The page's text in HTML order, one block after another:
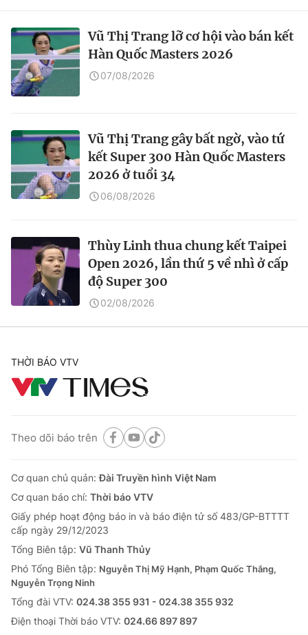
Vũ Thị Trang lỡ cơ hội vào bán kết
Hàn Quốc Masters 2026
07/08/2026
Vũ Thị Trang gây bất ngờ, vào tứ
kết Super 300 Hàn Quốc Masters
2026 ở tuổi 34
06/08/2026
Thùy Linh thua chung kết Taipei
Open 2026, lần thứ 5 về nhì ở cấp
độ Super 300
02/08/2026
THỜI BÁO VTV
Theo dõi báo trên
Cơ quan chủ quản:Đài Truyền hình Việt Nam
Cơ quan báo chí: Thời báo VTV
Giấy phép hoạt động báo in và báo điện tử số 483/GP-BTTTT
cấp ngày 29/12/2023
Tổng Biên tập: Vũ Thanh Thủy
Phó Tổng Biên tập: Nguyễn Thị Mỹ Hạnh, Phạm Quốc Thắng,
Nguyễn Trọng Ninh
Tổng đài VTV: 024.38 355 931 - 024.38 355 932
Ðiện thoại Thời báo VTV: 024.66 897 897